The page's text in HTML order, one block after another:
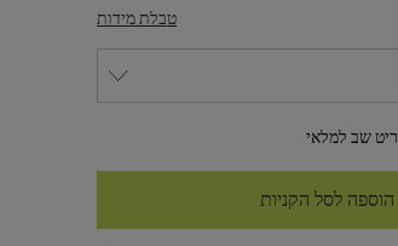
טבלת מידות
שב למלאי
הוספה לסל הקניות